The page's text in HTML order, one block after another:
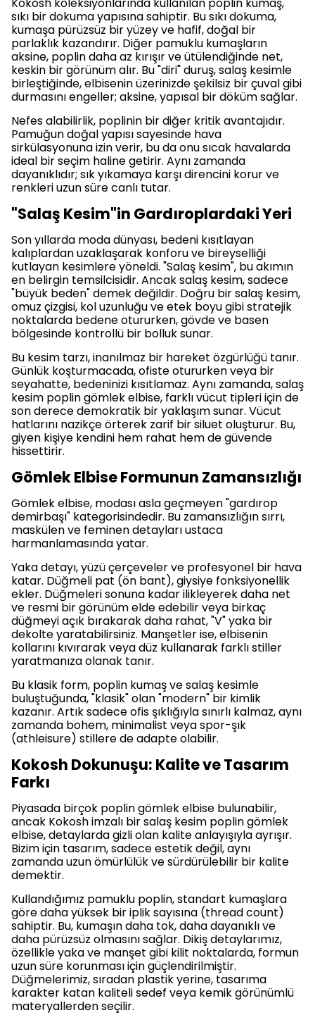
sıkı bir dokuma yapısına sahiptir. Bu sıkı dokuma,
kumaşa pürüzsüz bir yüzey ve hafif, doğal bir
parlaklık kazandırır. Diğer pamuklu kumaşların
aksine, poplin daha az kırışır ve ütülendiğinde net,
keskin bir görünüm alır. Bu "diri" duruş, salaş kesimle
birleştiğinde, elbisenin üzerinizde şekilsiz bir çuval gibi
durmasını engeller; aksine, yapısal bir döküm sağlar.
Nefes alabilirlik, poplinin bir diğer kritik avantajıdır.
Pamuğun doğal yapısı sayesinde hava
sirkülasyonuna izin verir, bu da onu sıcak havalarda
ideal bir seçim haline getirir. Aynı zamanda
dayanıklıdır; sık yıkamaya karşı direncini korur ve
renkleri uzun süre canlı tutar.
"Salaş Kesim"in Gardıroplardaki Yeri
Son yıllarda moda dünyası, bedeni kısıtlayan
kalıplardan uzaklaşarak konforu ve bireyselliği
kutlayan kesimlere yöneldi. "Salaş kesim", bu akımın
en belirgin temsilcisidir. Ancak salaş kesim, sadece
"büyük beden" demek değildir. Doğru bir salaş kesim,
omuz çizgisi, kol uzunluğu ve etek boyu gibi stratejik
noktalarda bedene otururken, gövde ve basen
bölgesinde kontrollü bir bolluk sunar.
Bu kesim tarzı, inanılmaz bir hareket özgürlüğü tanır.
Günlük koşturmacada, ofiste otururken veya bir
seyahatte, bedeninizi kısıtlamaz. Aynı zamanda, salaş
kesim poplin gömlek elbise, farklı vücut tipleri için de
son derece demokratik bir yaklaşım sunar. Vücut
hatlarını nazikçe örterek zarif bir siluet oluşturur. Bu,
giyen kişiye kendini hem rahat hem de güvende
hissettirir.
Gömlek Elbise Formunun Zamansızlığı
Gömlek elbise, modası asla geçmeyen "gardırop
demirbaşı" kategorisindedir. Bu zamansızlığın sırrı,
maskülen ve feminen detayları ustaca
harmanlamasında yatar.
Yaka detayı, yüzü çerçeveler ve profesyonel bir hava
katar. Düğmeli pat (ön bant), giysiye fonksiyonellik
ekler. Düğmeleri sonuna kadar ilikleyerek daha net
ve resmi bir görünüm elde edebilir veya birkaç
düğmeyi açık bırakarak daha rahat, "V" yaka bir
dekolte yaratabilirsiniz. Manşetler ise, elbisenin
kollarını kıvırarak veya düz kullanarak farklı stiller
yaratmanıza olanak tanır.
Bu klasik form, poplin kumaş ve salaş kesimle
buluştuğunda, "klasik" olan "modern" bir kimlik
kazanır. Artık sadece ofis şıklığıyla sınırlı kalmaz, aynı
zamanda bohem, minimalist veya spor-şık
(athleisure) stillere de adapte olabilir.
Kokosh Dokunuşu: Kalite ve Tasarım
Farkı
Piyasada birçok poplin gömlek elbise bulunabilir,
ancak Kokosh imzalı bir salaş kesim poplin gömlek
elbise, detaylarda gizli olan kalite anlayışıyla ayrışır.
Bizim için tasarım, sadece estetik değil, aynı
zamanda uzun ömürlülük ve sürdürülebilir bir kalite
demektir.
Kullandığımız pamuklu poplin, standart kumaşlara
göre daha yüksek bir iplik sayısına (thread count)
sahiptir. Bu, kumaşın daha tok, daha dayanıklı ve
daha pürüzsüz olmasını sağlar. Dikiş detaylarımız,
özellikle yaka ve manşet gibi kilit noktalarda, formun
uzun süre korunması için güçlendirilmiştir.
Düğmelerimiz, sıradan plastik yerine, tasarıma
karakter katan kaliteli sedef veya kemik görünümlü
materyallerden seçilir.